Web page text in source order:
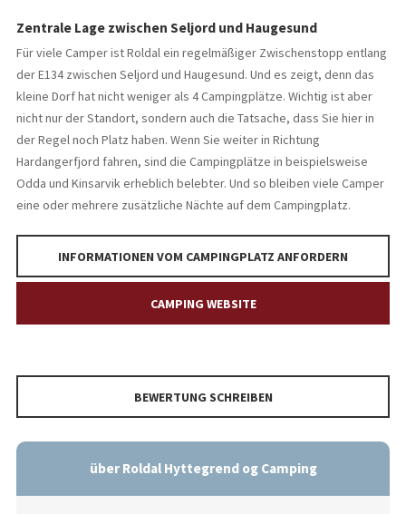
Zentrale Lage zwischen Seljord und Haugesund
Für viele Camper ist Roldal ein regelmäßiger Zwischenstopp entlang
der E134 zwischen Seljord und Haugesund. Und es zeigt, denn das
kleine Dorf hat nicht weniger als 4 Campingplätze. Wichtig ist aber
nicht nur der Standort, sondern auch die Tatsache, dass Sie hier in
der Regel noch Platz haben. Wenn Sie weiter in Richtung
Hardangerfjord fahren, sind die Campingplätze in beispielsweise
Odda und Kinsarvik erheblich belebter. Und so bleiben viele Camper
eine oder mehrere zusätzliche Nächte auf dem Campingplatz.
INFORMATIONEN VOM CAMPINGPLATZ ANFORDERN
CAMPING WEBSITE
BEWERTUNG SCHREIBEN
über Roldal Hyttegrend og Camping